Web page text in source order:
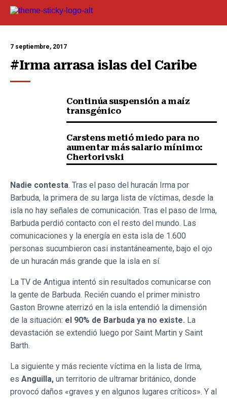
7 septiembre, 2017
#Irma arrasa islas del Caribe
Continúa suspensión a maíz
transgénico
Carstens metió miedo para no
aumentar más salario mínimo:
Chertorivski
Nadie contesta. Tras el paso del huracán Irma por
Barbuda, la primera de su larga lista de víctimas, desde la
isla no hay señales de comunicación. Tras el paso de Irma,
Barbuda perdió contacto con el resto del mundo. Las
comunicaciones y la energía en esta isla de 1.600
personas sucumbieron casi instantáneamente, bajo el ojo
de un huracán más grande que la isla en sí.
La TV de Antigua intentó sin resultados comunicarse con
la gente de Barbuda. Recién cuando el primer ministro
Gaston Browne aterrizó en la isla entendió la dimensión
de la situación: el 90% de Barbuda ya no existe. La
devastación se extendió luego por Saint Martin y Saint
Barth.
La siguiente y más reciente víctima en la lista de Irma,
es Anguilla, un territorio de ultramar británico, donde
provocó daños «graves y en algunos lugares críticos». Y al